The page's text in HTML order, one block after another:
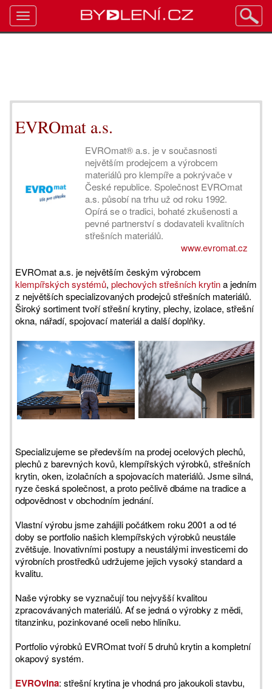
EVROmat a.s.
EVROmat® a.s. je v současnosti
největším prodejcem a výrobcem
materiálů pro klempíře a pokrývače v
České republice. Společnost EVROmat
a.s. působí na trhu už od roku 1992.
Opírá se o tradici, bohaté zkušenosti a
pevné partnerství s dodavateli kvalitních
střešních materiálů.
www.evromat.cz
EVROmat a.s. je největším českým výrobcem
klempířských systémů, plechových střešních krytina jedním
z největších specializovaných prodejců střešních materiálů.
Široký sortiment tvoří střešní krytiny, plechy, izolace, střešní
okna, nářadí, spojovací materiál a další doplňky.
Specializujeme se především na prodej ocelových plechů,
plechů z barevných kovů, klempířských výrobků, střešních
krytin, oken, izolačních a spojovacích materiálů. Jsme silná,
ryze česká společnost, a proto pečlivě dbáme na tradice a
odpovědnost v obchodním jednání.
Vlastní výrobu jsme zahájili počátkem roku 2001 a od té
doby se portfolio našich klempířských výrobků neustále
zvětšuje. Inovativními postupy a neustálými investicemi do
výrobních prostředků udržujeme jejich vysoký standard a
kvalitu.
Naše výrobky se vyznačují tou nejvyšší kvalitou
zpracovávaných materiálů. Ať se jedná o výrobky z mědi,
titanzinku, pozinkované oceli nebo hliníku.
Portfolio výrobků EVROmat tvoří 5 druhů krytin a kompletní
okapový systém.
EVROvlna: střešní krytina je vhodná pro jakoukoli stavbu,
Toggle
navigation